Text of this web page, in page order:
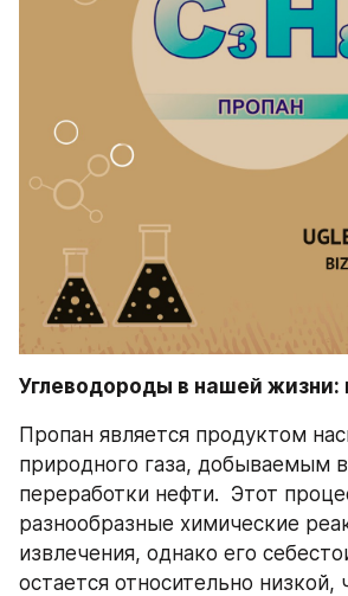
Углеводороды в нашей жизни:
Пропан является продуктом
природного газа, добываемым в
переработки нефти.  Этот
разнообразные химические
извлечения, однако его
остается относительно низкой,